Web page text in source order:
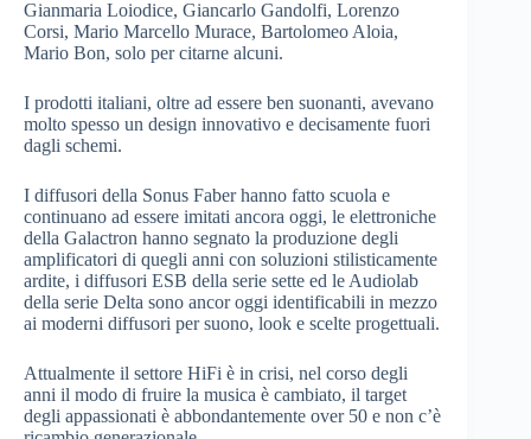
Gianmaria Loiodice, Giancarlo Gandolfi, Lorenzo
Corsi, Mario Marcello Murace, Bartolomeo Aloia,
Mario Bon, solo per citarne alcuni.
I prodotti italiani, oltre ad essere ben suonanti, avevano
molto spesso un design innovativo e decisamente fuori
dagli schemi.
I diffusori della Sonus Faber hanno fatto scuola e
continuano ad essere imitati ancora oggi, le elettroniche
della Galactron hanno segnato la produzione degli
amplificatori di quegli anni con soluzioni stilisticamente
ardite, i diffusori ESB della serie sette ed le Audiolab
della serie Delta sono ancor oggi identificabili in mezzo
ai moderni diffusori per suono, look e scelte progettuali.
Attualmente il settore HiFi è in crisi, nel corso degli
anni il modo di fruire la musica è cambiato, il target
degli appassionati è abbondantemente over 50 e non c’è